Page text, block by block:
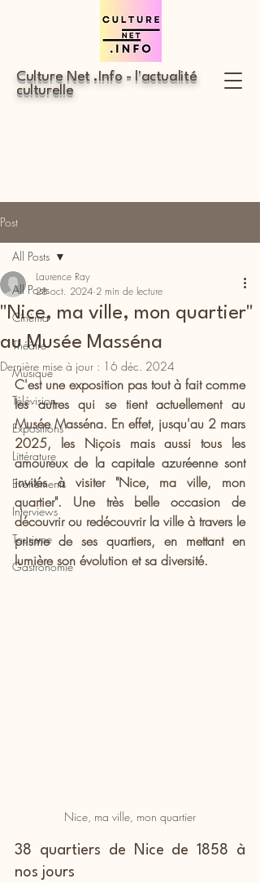
Culture Net .Info - l'actualité
culturelle
Post
All Posts
Cinéma
Théâtre
Musique
Télévision
Expositions
Littérature
Evénements
Interviews
Tourisme
Gastronomie
All Posts
"Nice, ma ville, mon quartier"
au Musée Masséna
Laurence Ray
28 oct. 2024 2 min de lecture
Dernière mise à jour : 16 déc. 2024
C'est une exposition pas tout à fait comme
les autres qui se tient actuellement au
Musée Masséna. En effet, jusqu'au 2 mars
2025, les Niçois mais aussi tous les
amoureux de la capitale azuréenne sont
invités à visiter "Nice, ma ville, mon
quartier". Une très belle occasion de
découvrir ou redécouvrir la ville à travers le
prisme de ses quartiers, en mettant en
lumière son évolution et sa diversité.
Nice, ma ville, mon quartier
38 quartiers de Nice de 1858 à
nos jours